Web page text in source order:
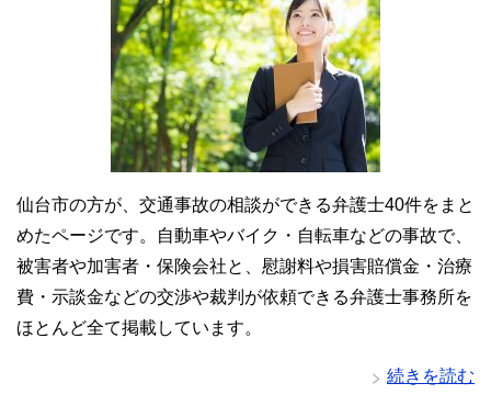
仙台市の方が、交通事故の相談ができる弁護士40件をまと
めたページです。自動車やバイク・自転車などの事故で、
被害者や加害者・保険会社と、慰謝料や損害賠償金・治療
費・示談金などの交渉や裁判が依頼できる弁護士事務所を
ほとんど全て掲載しています。
続きを読む